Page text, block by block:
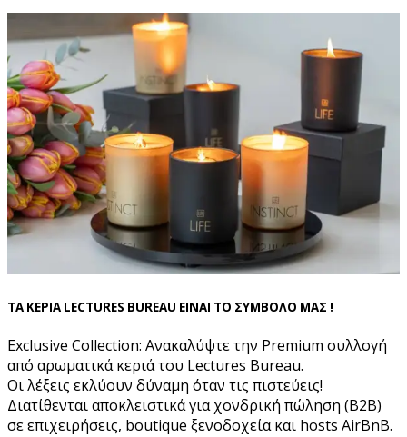
ΤΑ ΚΕΡΙΑ LECTURES BUREAU ΕΙΝΑΙ ΤΟ ΣΥΜΒΟΛΟ ΜΑΣ !
Exclusive Collection: Ανακαλύψτε την Premium συλλογή
από αρωματικά κεριά του Lectures Bureau.
Οι λέξεις εκλύουν δύναμη όταν τις πιστεύεις!
Διατίθενται αποκλειστικά για χονδρική πώληση (B2B)
σε επιχειρήσεις, boutique ξενοδοχεία και hosts AirBnB.